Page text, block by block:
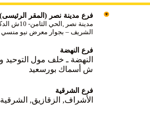
فرع مدينة نصر (المقر الرئيسى)
مدينة نصر ,الحي
الشريف – بجوار معرض نيو
فرع النهضة
النهضة ـ خلف مول التوحيد
ش أسماك بورسعيد
فرع الشرقية
الأشراف, الزقازيق, الشرقية